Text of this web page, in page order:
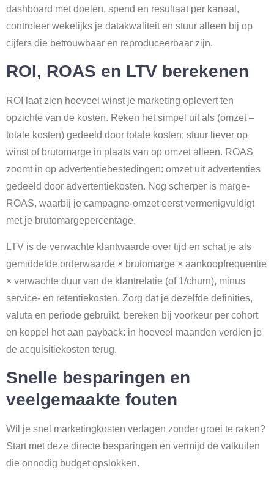
dashboard met doelen, spend en resultaat per kanaal,
controleer wekelijks je datakwaliteit en stuur alleen bij op
cijfers die betrouwbaar en reproduceerbaar zijn.
ROI, ROAS en LTV berekenen
ROI laat zien hoeveel winst je marketing oplevert ten
opzichte van de kosten. Reken het simpel uit als (omzet –
totale kosten) gedeeld door totale kosten; stuur liever op
winst of brutomarge in plaats van op omzet alleen. ROAS
zoomt in op advertentiebestedingen: omzet uit advertenties
gedeeld door advertentiekosten. Nog scherper is marge-
ROAS, waarbij je campagne-omzet eerst vermenigvuldigt
met je brutomargepercentage.
LTV is de verwachte klantwaarde over tijd en schat je als
gemiddelde orderwaarde × brutomarge × aankoopfrequentie
× verwachte duur van de klantrelatie (of 1/churn), minus
service- en retentiekosten. Zorg dat je dezelfde definities,
valuta en periode gebruikt, bereken bij voorkeur per cohort
en koppel het aan payback: in hoeveel maanden verdien je
de acquisitiekosten terug.
Snelle besparingen en
veelgemaakte fouten
Wil je snel marketingkosten verlagen zonder groei te raken?
Start met deze directe besparingen en vermijd de valkuilen
die onnodig budget opslokken.